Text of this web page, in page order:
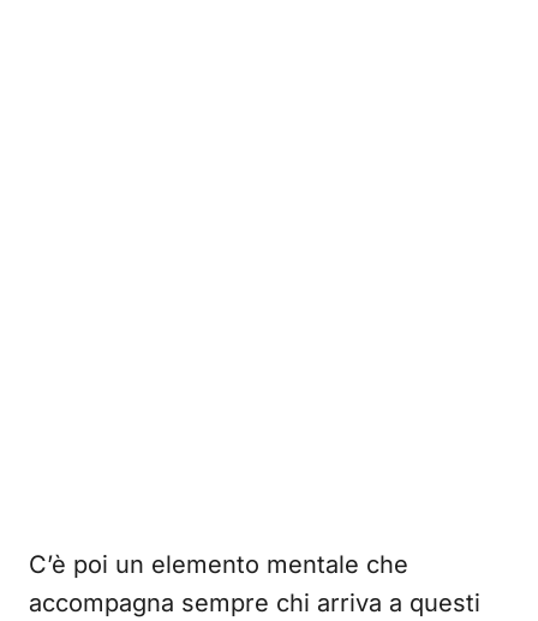
C’è poi un elemento mentale che
accompagna sempre chi arriva a questi